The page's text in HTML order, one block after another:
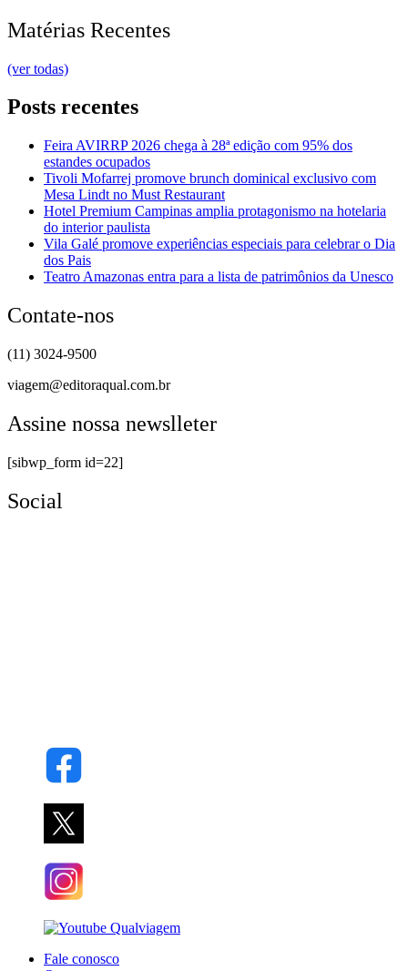
Matérias Recentes
(ver todas)
Posts recentes
Feira AVIRRP 2026 chega à 28ª edição com 95% dos
estandes ocupados
Tivoli Mofarrej promove brunch dominical exclusivo com
Mesa Lindt no Must Restaurant
Hotel Premium Campinas amplia protagonismo na hotelaria
do interior paulista
Vila Galé promove experiências especiais para celebrar o Dia
dos Pais
Teatro Amazonas entra para a lista de patrimônios da Unesco
Contate-nos
(11) 3024-9500
viagem@editoraqual.com.br
Assine nossa newslleter
[sibwp_form id=22]
Social
Fale conosco